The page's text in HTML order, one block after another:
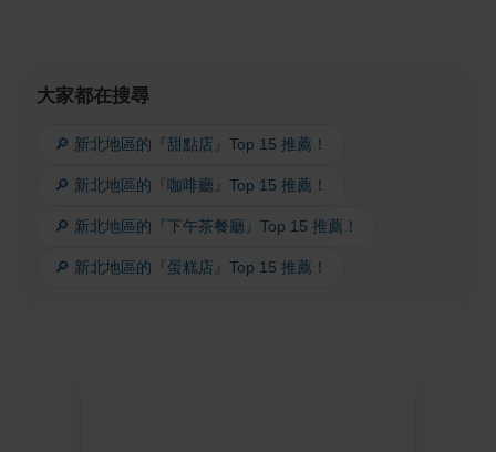
大家都在搜尋
🔎 新北地區的『甜點店』Top 15 推薦！
🔎 新北地區的『咖啡廳』Top 15 推薦！
🔎 新北地區的『下午茶餐廳』Top 15 推薦！
🔎 新北地區的『蛋糕店』Top 15 推薦！